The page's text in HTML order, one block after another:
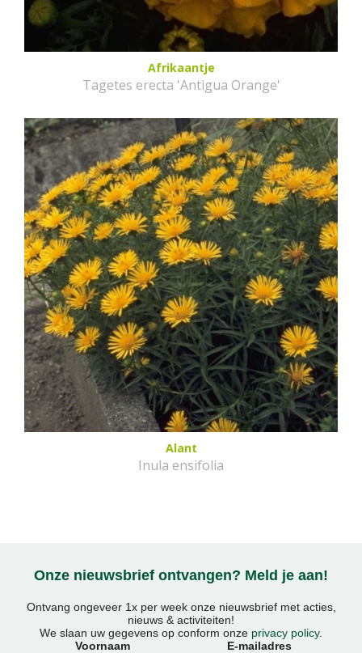
Afrikaantje
Tagetes erecta 'Antigua Orange'
Alant
Inula ensifolia
Onze nieuwsbrief ontvangen? Meld je aan!
Ontvang ongeveer 1x per week onze nieuwsbrief met acties,
nieuws & activiteiten!
We slaan uw gegevens op conform onze privacy policy.
Voornaam
E-mailadres